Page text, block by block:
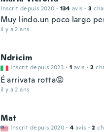
Inscrit depuis 2020 · 134 avis · 3
Muy lindo.un poco largo
il y a 2 ans
Ndricim
Inscrit depuis 2023 · 1 avis · 2
É arrivata rotta😡
il y a 2 ans
Mat
Inscrit depuis 2020 · 4 avis · 2